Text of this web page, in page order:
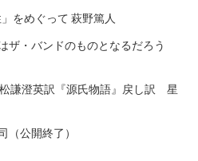
をめぐって 萩野篤人
ザ・バンドのものとなるだろう
謙澄英訳『源氏物語』戻し訳 星
公開終了）